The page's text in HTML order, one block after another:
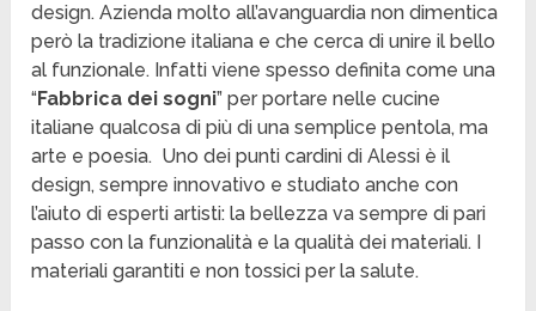
design. Azienda molto all’avanguardia non dimentica
però la tradizione italiana e che cerca di unire il bello
al funzionale. Infatti viene spesso definita come una
“Fabbrica dei sogni” per portare nelle cucine
italiane qualcosa di più di una semplice pentola, ma
arte e poesia. Uno dei punti cardini di Alessi è il
design, sempre innovativo e studiato anche con
l’aiuto di esperti artisti: la bellezza va sempre di pari
passo con la funzionalità e la qualità dei materiali. I
materiali garantiti e non tossici per la salute.